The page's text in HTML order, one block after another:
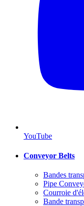
YouTube
Conveyor Belts
Bandes
Pipe
Courroie
Bande